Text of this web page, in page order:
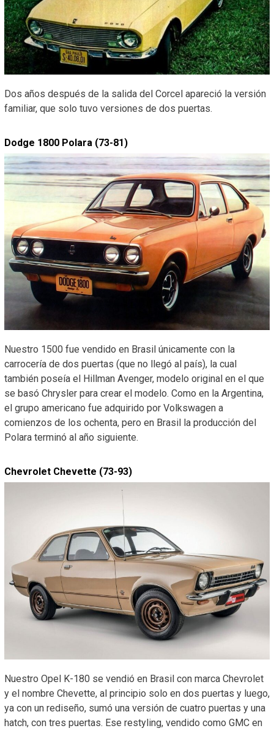
Dos años después de la salida del Corcel apareció la versión
familiar, que solo tuvo versiones de dos puertas.
Dodge 1800 Polara (73-81)
Nuestro 1500 fue vendido en Brasil únicamente con la
carrocería de dos puertas (que no llegó al país), la cual
también poseía el Hillman Avenger, modelo original en el que
se basó Chrysler para crear el modelo. Como en la Argentina,
el grupo americano fue adquirido por Volkswagen a
comienzos de los ochenta, pero en Brasil la producción del
Polara terminó al año siguiente.
Chevrolet Chevette (73-93)
Nuestro Opel K-180 se vendió en Brasil con marca Chevrolet
y el nombre Chevette, al principio solo en dos puertas y luego,
ya con un rediseño, sumó una versión de cuatro puertas y una
hatch, con tres puertas. Ese restyling, vendido como GMC en